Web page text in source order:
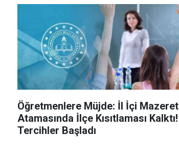
Öğretmenlere Müjde: İl İçi Mazeret
Atamasında İlçe Kısıtlaması Kalktı!
Tercihler Başladı